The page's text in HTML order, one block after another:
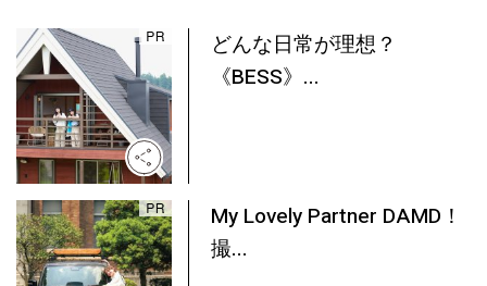
どんな日常が理想？
《BESS》...
My Lovely Partner DAMD！
撮...